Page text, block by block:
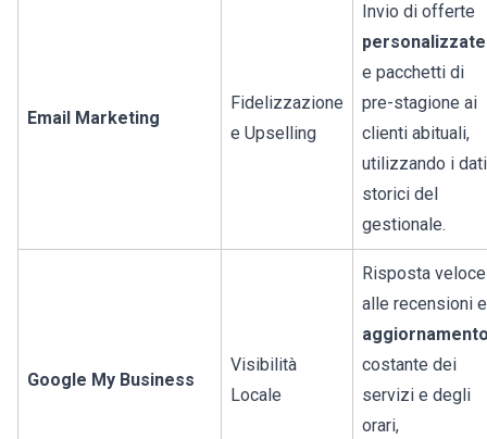
Email Marketing
Fidelizzazione
e Upselling
Invio di offerte
personalizzate
e pacchetti di
pre-stagione ai
clienti abituali,
utilizzando i dati
storici del
gestionale.
Google My Business
Visibilità
Locale
Risposta veloce
alle recensioni e
costante dei
servizi e degli
orari,